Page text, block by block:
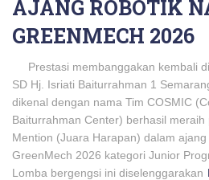
AJANG ROBOTIK
GREENMECH 2026
Prestasi membanggakan kembali
SD Hj. Isriati Baiturrahman 1
dikenal dengan nama Tim COSMIC
Baiturrahman Center) berhasil meraih
Mention (Juara Harapan) dalam
GreenMech 2026 kategori Junior
Lomba bergengsi ini diselenggarakan